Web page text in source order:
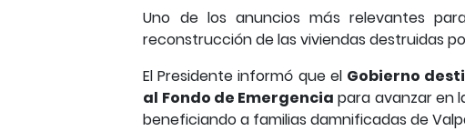
Uno de los anuncios más relevantes
reconstrucción de las viviendas destruidas
El Presidente informó que el Gobierno
al Fondo de Emergencia para avanzar en
beneficiando a familias damnificadas de